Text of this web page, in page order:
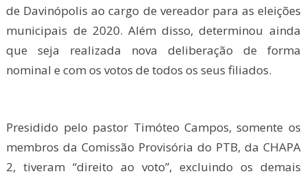
de Davinópolis ao cargo de vereador para as eleições
municipais de 2020. Além disso, determinou ainda
que seja realizada nova deliberação de forma
nominal e com os votos de todos os seus filiados.
Presidido pelo pastor Timóteo Campos, somente os
membros da Comissão Provisória do PTB, da CHAPA
2, tiveram “direito ao voto”, excluindo os demais